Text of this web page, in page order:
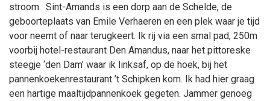
stroom. Sint-Amands is een dorp aan de Schelde, de
geboorteplaats van Emile Verhaeren en een plek waar je tijd
voor neemt of naar terugkeert. Ik rij via een smal pad, 250m
voorbij hotel-restaurant Den Amandus, naar het pittoreske
steegje ‘den Dam’ waar ik linksaf, op de hoek, bij het
pannenkoekenrestaurant ’t Schipken kom. Ik had hier graag
een hartige maaltijdpannenkoek gegeten. Jammer genoeg